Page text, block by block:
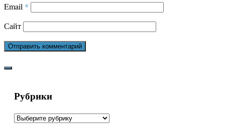
Email *
Сайт
Рубрики
Рубрики